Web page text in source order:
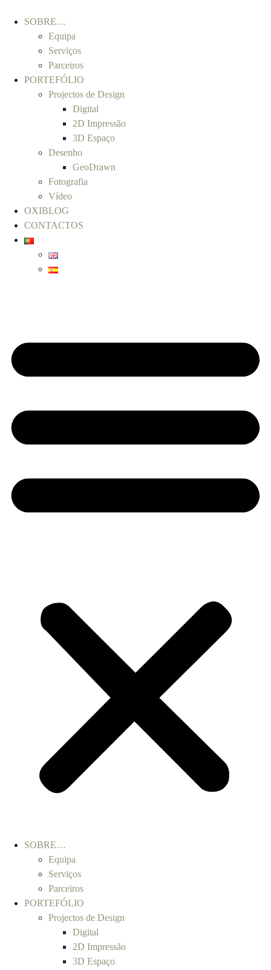
SOBRE…
Equipa
Serviços
Parceiros
PORTEFÓLIO
Projectos de Design
Digital
2D Impressão
3D Espaço
Desenho
GeoDrawn
Fotografia
Vídeo
OXIBLOG
CONTACTOS
SOBRE…
Equipa
Serviços
Parceiros
PORTEFÓLIO
Projectos de Design
Digital
2D Impressão
3D Espaço